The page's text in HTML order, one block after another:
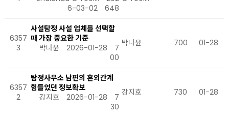
6-03-02
648
6357
3
사설탐정 사설 업체를 선택할
때 가장 중요한 기준
박나윤
2026-01-28
7
00
박나윤 700 01-28
6357
2
탐정사무소 남편의 혼외간계
힘들었던 정보확보
강지호
2026-01-28
7
30
강지호 730 01-28